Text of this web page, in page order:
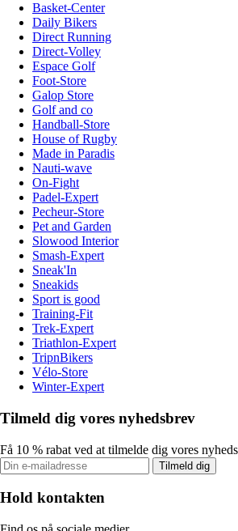
Basket-Center
Daily Bikers
Direct Running
Direct-Volley
Espace Golf
Foot-Store
Galop Store
Golf and co
Handball-Store
House of Rugby
Made in Paradis
Nauti-wave
On-Fight
Padel-Expert
Pecheur-Store
Pet and Garden
Slowood Interior
Smash-Expert
Sneak'In
Sneakids
Sport is good
Training-Fit
Trek-Expert
Triathlon-Expert
TripnBikers
Vélo-Store
Winter-Expert
Tilmeld dig vores nyhedsbrev
Få 10 % rabat ved at tilmelde dig vores
Tilmeld dig
Hold kontakten